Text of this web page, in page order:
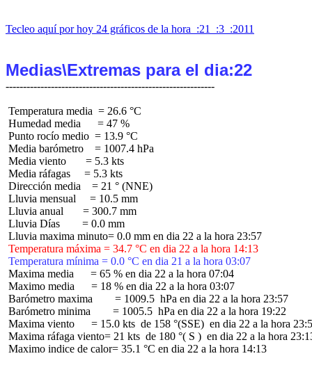
Tecleo aquí por hoy 24 gráficos de la hora  :21  :3  :2011
Medias\Extremas para el dia:22
Temperatura media  = 26.6 °C
Humedad media      = 47 %
Punto rocío medio  = 13.9 °C
Media barómetro    = 1007.4 hPa
Media viento       = 5.3 kts
Media ráfagas     = 5.3 kts
Dirección media    = 21 ° (NNE)
Lluvia mensual     = 10.5 mm
Lluvia anual       = 300.7 mm
Lluvia Días        = 0.0 mm
Temperatura máxima = 34.7 °C en dia 22 a la hora 14:13
Temperatura mínima = 0.0 °C en dia 21 a la hora 03:07
Maxima media      = 65 % en dia 22 a la hora 07:04
Maximo media      = 18 % en dia 22 a la hora 03:07
Barómetro maxima        = 1009.5  hPa en dia 22 a la hora 23:57
Barómetro minima        = 1005.5  hPa en dia 22 a la hora 19:22
Maxima viento      = 15.0 kts  de 158 °(SSE)  en dia 22 a la hora
Maxima ráfaga viento= 21 kts  de 180 °( S )  en dia 22 a la hora
Maximo indice de calor= 35.1 °C en dia 22 a la hora 14:13